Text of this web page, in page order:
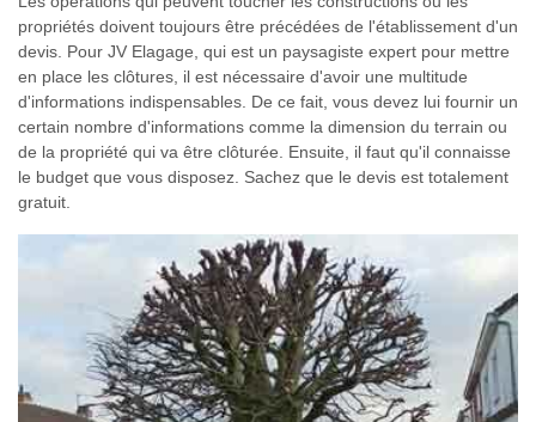
propriétés doivent toujours être précédées de l'établissement d'un
devis. Pour JV Elagage, qui est un paysagiste expert pour mettre
en place les clôtures, il est nécessaire d'avoir une multitude
d'informations indispensables. De ce fait, vous devez lui fournir un
certain nombre d'informations comme la dimension du terrain ou
de la propriété qui va être clôturée. Ensuite, il faut qu'il connaisse
le budget que vous disposez. Sachez que le devis est totalement
gratuit.